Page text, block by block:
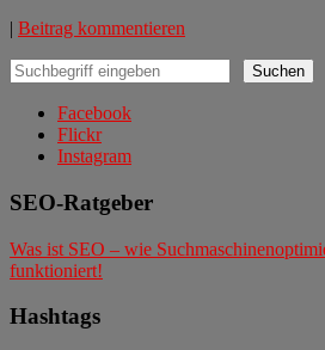
| Beitrag kommentieren
Suchen
Suchen
Facebook
Flickr
Instagram
SEO-Ratgeber
Was ist SEO – wie
funktioniert!
Hashtags